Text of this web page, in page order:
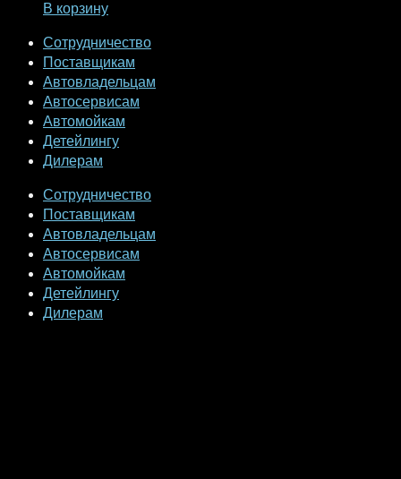
В корзину
Сотрудничество
Поставщикам
Автовладельцам
Автосервисам
Автомойкам
Детейлингу
Дилерам
Сотрудничество
Поставщикам
Автовладельцам
Автосервисам
Автомойкам
Детейлингу
Дилерам